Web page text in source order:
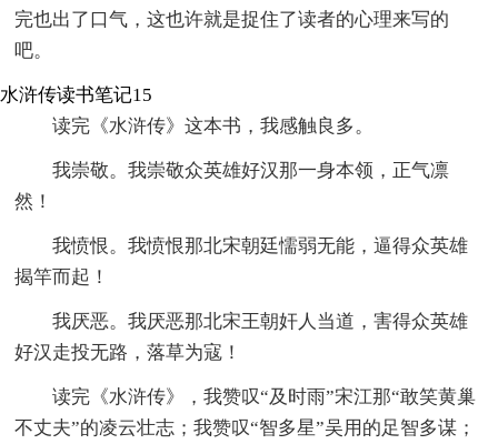
完也出了口气，这也许就是捉住了读者的心理来写的
吧。
水浒传读书笔记15
读完《水浒传》这本书，我感触良多。
我崇敬。我崇敬众英雄好汉那一身本领，正气凛
然！
我愤恨。我愤恨那北宋朝廷懦弱无能，逼得众英雄
揭竿而起！
我厌恶。我厌恶那北宋王朝奸人当道，害得众英雄
好汉走投无路，落草为寇！
读完《水浒传》，我赞叹“及时雨”宋江那“敢笑黄巢
不丈夫”的凌云壮志；我赞叹“智多星”吴用的足智多谋；